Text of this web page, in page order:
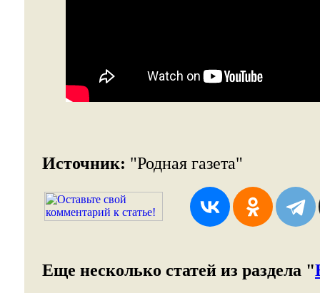
Источник: "Родная газета"
Еще несколько статей из раздела "